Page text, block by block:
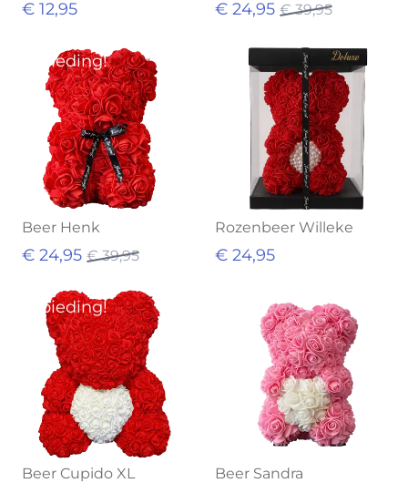
€ 12,95 € 24,95 € 39,95
Aanbieding!
Beer Henk
€ 24,95 € 39,95
Rozenbeer Willeke
€ 24,95
Aanbieding!
Beer Cupido XL Beer Sandra